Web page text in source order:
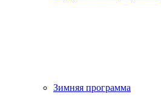
Зимняя программа